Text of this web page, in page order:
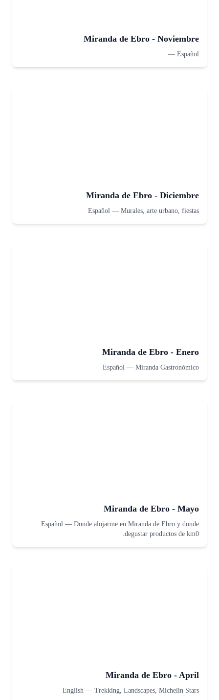
Miranda de Ebro - Noviembre
Español
—
Miranda de Ebro - Diciembre
Español — Murales, arte urbano, fiestas
Miranda de Ebro - Enero
Español — Miranda Gastronómico
Miranda de Ebro - Mayo
Español — Donde alojarme en Miranda de Ebro y donde
degustar productos de km0.
Miranda de Ebro - April
English — Trekking, Landscapes, Michelin Stars